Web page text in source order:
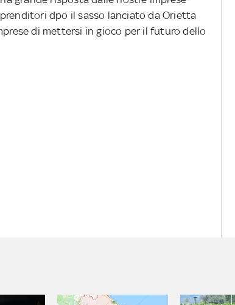
dpo il sasso lanciato da Orietta
di mettersi in gioco per il futuro dello